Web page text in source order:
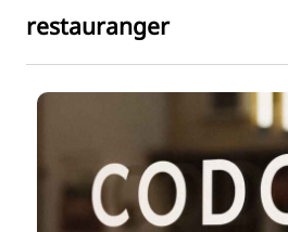
restauranger